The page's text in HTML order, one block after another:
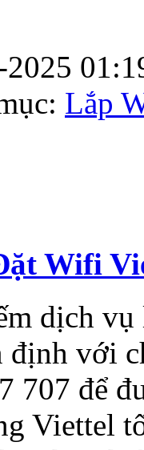
Lắp
Wifi
dịch
định với
707 để
Viettel